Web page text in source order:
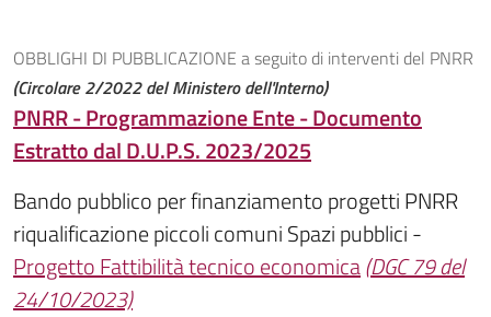
OBBLIGHI DI PUBBLICAZIONE a seguito di interventi del PNRR
(Circolare 2/2022 del Ministero dell'Interno)
PNRR - Programmazione Ente - Documento
Estratto dal D.U.P.S. 2023/2025
Bando pubblico per finanziamento progetti PNRR
riqualificazione piccoli comuni Spazi pubblici -
Progetto Fattibilità tecnico economica(DGC 79 del
24/10/2023)